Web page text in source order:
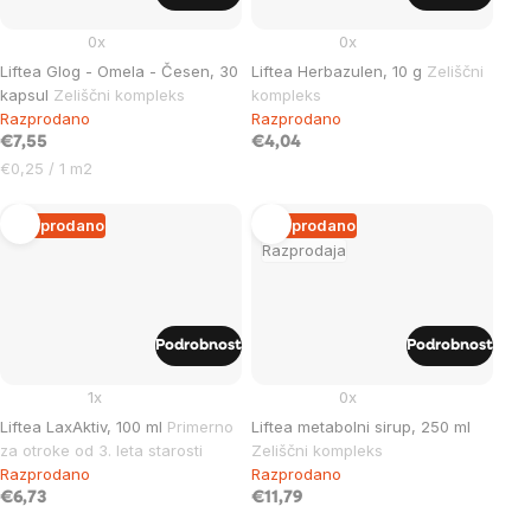
Liftea Glog - Omela - Česen, 30
kapsul Zeliščni kompleks
0x
Razprodano
€7,55
Cena
enoto:
€0,25 / 1 m2
Liftea Herbazulen, 10 g Zeliščni
kompleks
0x
Razprodano
€4,04
Razprodano
Liftea LaxAktiv, 100 ml Primerno
za otroke od 3. leta starosti
1x
Razprodano
€6,73
Podrobnost
Razprodaja
Razprodano
Liftea metabolni sirup, 250 ml
Zeliščni kompleks
0x
Razprodano
€11,79
Podrobnost